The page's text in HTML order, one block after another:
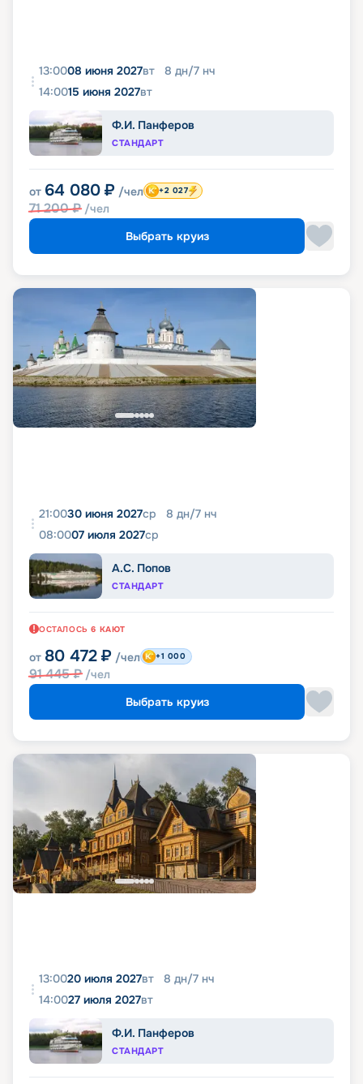
13:0008 июня 2027вт 8 дн/7 нч
14:0015 июня 2027вт
Ф.И. Панферов
СТАНДАРТ
от 64 080 ₽ /чел
71 200₽ /чел
+2 027
Выбрать круиз
21:0030 июня 2027ср 8 дн/7 нч
08:0007 июля 2027ср
А.С. Попов
СТАНДАРТ
ОСТАЛОСЬ 6 КАЮТ
от 80 472 ₽ /чел
91 445₽ /чел
+1 000
Выбрать круиз
13:0020 июля 2027вт 8 дн/7 нч
14:0027 июля 2027вт
Ф.И. Панферов
СТАНДАРТ